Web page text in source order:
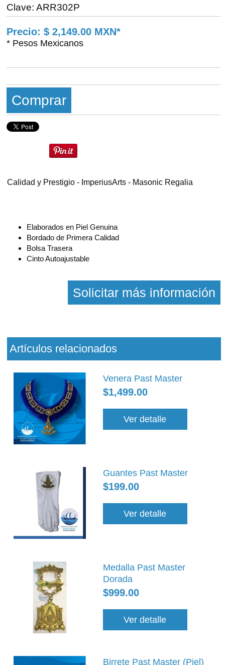
Clave: ARR302P
Precio: $ 2,149.00 MXN*
* Pesos Mexicanos
Comprar
Calidad y Prestigio - ImperiusArts - Masonic Regalia
Elaborados en Piel Genuina
Bordado de Primera Calidad
Bolsa Trasera
Cinto Autoajustable
Solicitar más información
Artículos relacionados
Venera Past Master
$1,499.00
Ver detalle
Guantes Past Master
$199.00
Ver detalle
Medalla Past Master
Dorada
$999.00
Ver detalle
Birrete Past Master (Piel)